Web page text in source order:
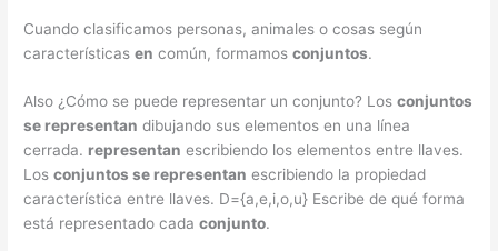
Cuando clasificamos personas, animales o cosas según
característicasen común, formamosconjuntos.
Also ¿Cómo se puede representar un conjunto? Losconjuntos
se representan dibujando sus elementos en una línea
cerrada. representan escribiendo los elementos entre llaves.
Losconjuntos se representan escribiendo la propiedad
característica entre llaves. D={a,e,i,o,u} Escribe de qué forma
está representado cadaconjunto.